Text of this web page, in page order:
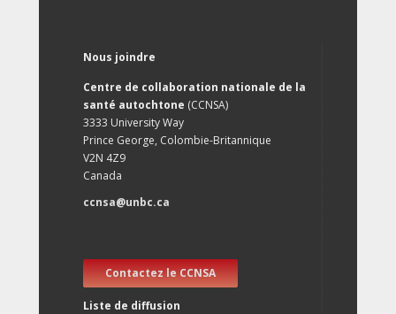
Nous joindre
Centre de collaboration nationale de la
santé autochtone (CCNSA)
3333 University Way
Prince George, Colombie-Britannique
V2N 4Z9
Canada
ccnsa@unbc.ca
Contactez le CCNSA
Liste de diffusion